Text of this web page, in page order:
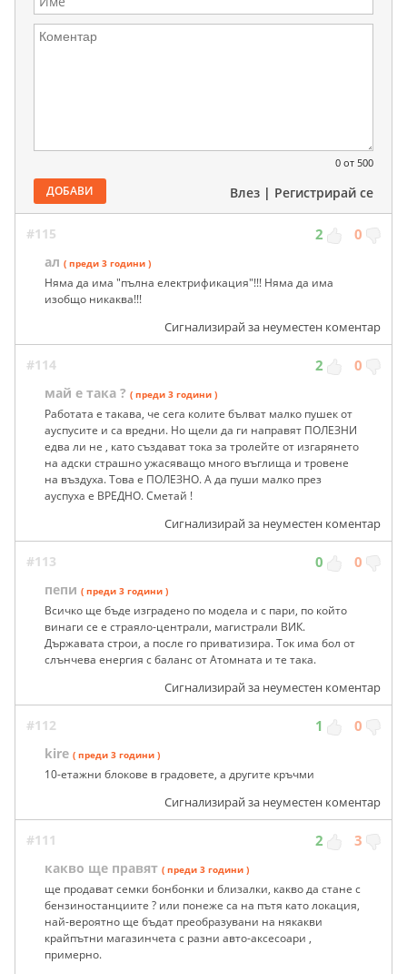
0 от 500
ДОБАВИ Влез | Регистрирай се
#115 2 0
ал ( преди 3 години )
Няма да има "пълна електрификация"!!! Няма да има
изобщо никаква!!!
Сигнализирай за неуместен коментар
#114 2 0
май е така ? ( преди 3 години )
Работата е такава, че сега колите бълват малко пушек от
ауспусите и са вредни. Но щели да ги направят ПОЛЕЗНИ
едва ли не , като създават тока за тролейте от изгарянето
на адски страшно ужасяващо много въглища и тровене
на въздуха. Това е ПОЛЕЗНО. А да пуши малко през
ауспуха е ВРЕДНО. Сметай !
Сигнализирай за неуместен коментар
#113 0 0
пепи ( преди 3 години )
Всичко ще бъде изградено по модела и с пари, по който
винаги се е страяло-централи, магистрали ВИК.
Държавата строи, а после го приватизира. Ток има бол от
слънчева енергия с баланс от Атомната и те така.
Сигнализирай за неуместен коментар
#112 1 0
kire ( преди 3 години )
10-етажни блокове в градовете, а другите кръчми
Сигнализирай за неуместен коментар
#111 2 3
какво ще правят ( преди 3 години )
ще продават семки бонбонки и близалки, какво да стане с
бензиностанциите ? или понеже са на пътя като локация,
най-вероятно ще бъдат преобразувани на някакви
крайпътни магазинчета с разни авто-аксесоари ,
примерно.